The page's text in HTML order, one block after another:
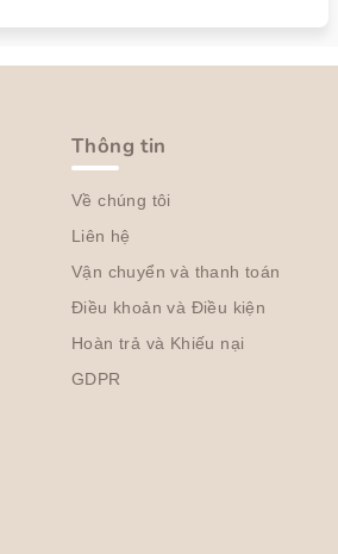
Thông tin
Về chúng tôi
Liên hệ
Vận chuyển và thanh toán
Điều khoản và Điều kiện
Hoàn trả và Khiếu nại
GDPR